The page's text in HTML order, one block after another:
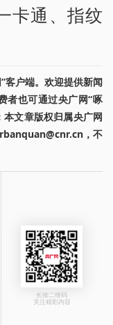
卡通、指纹
客户端。欢迎提供新闻
者也可通过央广网“啄
文章版权归属央广网
，不
长按二维码
关注精彩内容